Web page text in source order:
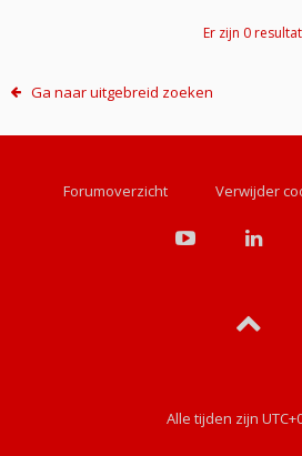
Er zijn 0
Ga naar uitgebreid zoeken
Forumoverzicht Verwijder
Alle tijden zijn